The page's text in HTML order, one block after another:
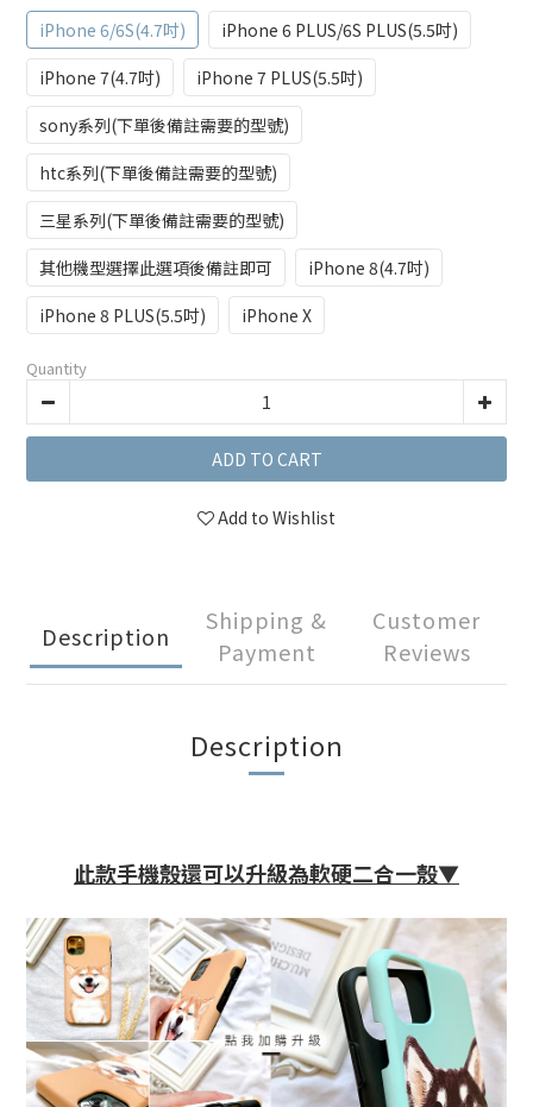
iPhone 6/6S(4.7吋)
iPhone 6 PLUS/6S PLUS(5.5吋)
iPhone 7(4.7吋)
iPhone 7 PLUS(5.5吋)
sony系列(下單後備註需要的型號)
htc系列(下單後備註需要的型號)
三星系列(下單後備註需要的型號)
其他機型選擇此選項後備註即可
iPhone 8(4.7吋)
iPhone 8 PLUS(5.5吋)
iPhone X
Quantity
ADD TO CART
Add to Wishlist
Description
Shipping &
Payment
Customer
Reviews
Description
此款手機殼還可以升級為軟硬二合一殼▼